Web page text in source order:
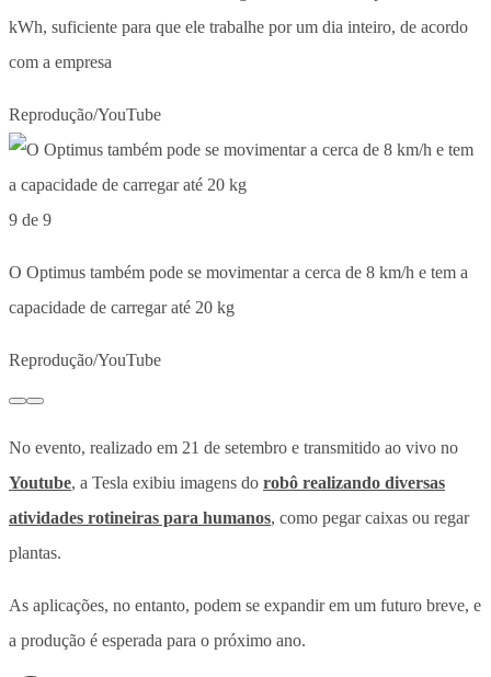
kWh, suficiente para que ele trabalhe por um dia inteiro, de acordo
com a empresa
Reprodução/YouTube
9 de 9
O Optimus também pode se movimentar a cerca de 8 km/h e tem a
capacidade de carregar até 20 kg
Reprodução/YouTube
No evento, realizado em 21 de setembro e transmitido ao vivo no
Youtube, a Tesla exibiu imagens do robô realizando diversas
atividades rotineiras para humanos, como pegar caixas ou regar
plantas.
As aplicações, no entanto, podem se expandir em um futuro breve, e
a produção é esperada para o próximo ano.